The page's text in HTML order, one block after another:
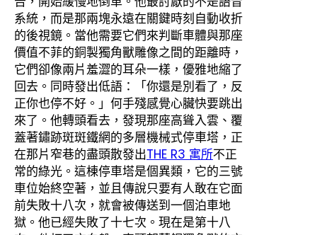
系統，而是那兩塊永遠在關鍵時刻自動收折
的後視鏡。當他需要它們來判斷車體與那座
價值不菲的銅製獨角獸雕像之間的距離時，
它們卻像兩片羞澀的耳朵一樣，優雅地縮了
回去。同時發出低語：「你還是別看了，反
正你也停不好。」何手殘感覺心臟快要跳出
來了。他轉頭看去，發現那座高聳入雲、覆
蓋著鏽跡斑斑鐵網的多層機械式停車塔，正
在那片窄巷的盡頭散發出THE R3 寓所不正
常的綠光。這棟停車塔是個異類，它的三號
車位始終空著，並且傳說只要有人敢在它面
前失敗十八次，就會被傳送到一個泊車地
獄。他已經失敗了十七次。現在是第十八